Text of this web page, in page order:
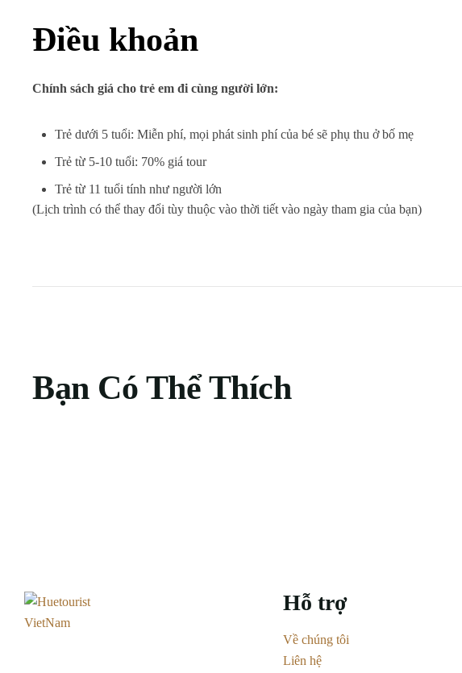
Điều khoản
Chính sách giá cho trẻ em đi cùng người lớn:
Trẻ dưới 5 tuổi: Miễn phí, mọi phát sinh phí của bé sẽ phụ thu ở bố mẹ
Trẻ từ 5-10 tuổi: 70% giá tour
Trẻ từ 11 tuổi tính như người lớn
(Lịch trình có thể thay đổi tùy thuộc vào thời tiết vào ngày tham gia của bạn)
Bạn Có Thể Thích
Hỗ trợ
Về chúng tôi
Liên hệ